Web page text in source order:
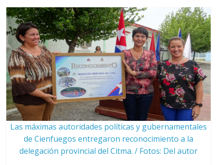
Las máximas autoridades políticas y gubernamentales
de Cienfuegos entregaron reconocimiento a la
delegación provincial del Citma. / Fotos: Del autor